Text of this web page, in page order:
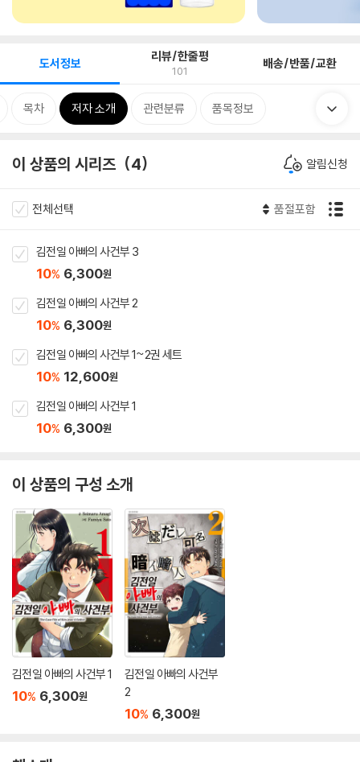
도서정보 리뷰/한줄평
101 배송/반품/교환
목차 저자 소개 관련분류 품목정보
이 상품의 시리즈 4 알림신청
전체선택 품절포함
김전일 아빠의 사건부 3
10% 6,300원
김전일 아빠의 사건부 2
10% 6,300원
김전일 아빠의 사건부 1~2권 세트
10% 12,600원
김전일 아빠의 사건부 1
10% 6,300원
이 상품의 구성 소개
김전일 아빠의 사건부 1
10% 6,300원
김전일 아빠의 사건부
2
10% 6,300원